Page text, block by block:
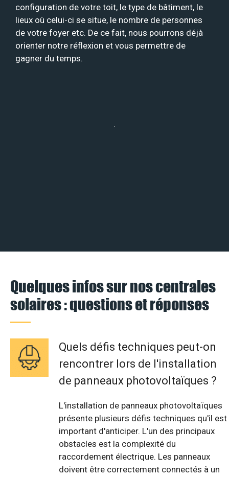
configuration de votre toit, le type de bâtiment, le
lieux où celui-ci se situe, le nombre de personnes
de votre foyer etc. De ce fait, nous pourrons déjà
orienter notre réflexion et vous permettre de
gagner du temps.
Quelques infos sur nos centrales
solaires : questions et réponses
Quels défis techniques peut-on
rencontrer lors de l'installation
de panneaux photovoltaïques ?
L'installation de panneaux photovoltaïques
présente plusieurs défis techniques qu'il est
important d'anticiper. L'un des principaux
obstacles est la complexité du
raccordement électrique. Les panneaux
doivent être correctement connectés à un